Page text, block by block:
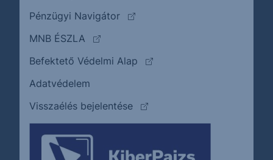
Pénzügyi Navigátor
(külső oldalra ugrik)
MNB ÉSZLA
(külső oldalra ugrik)
Befektető Védelmi Alap
(külső oldalra ugrik)
Adatvédelem
Visszaélés bejelentése
(külső oldalra ugrik)